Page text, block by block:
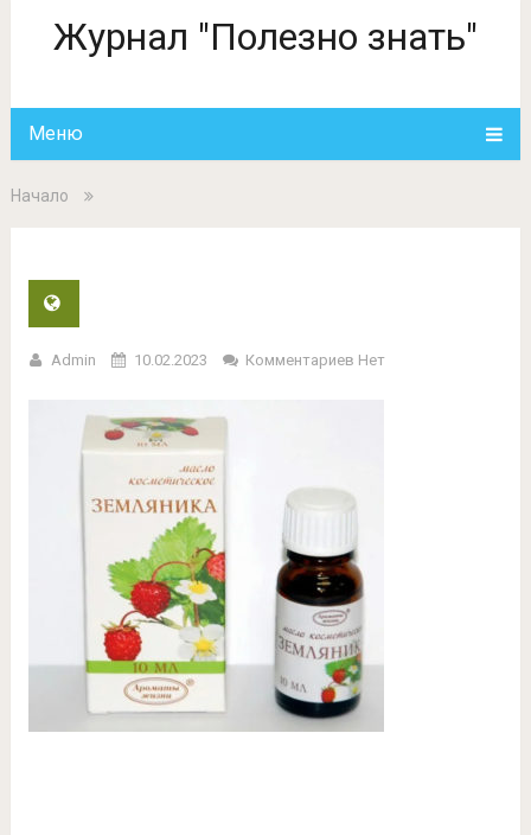
Журнал "Полезно знать"
Меню
Начало
Admin 10.02.2023 Комментариев Нет